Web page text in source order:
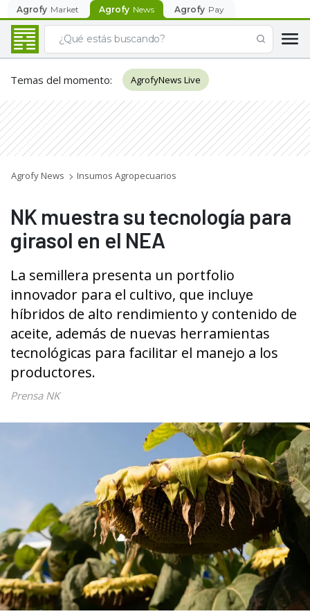
Agrofy Market Agrofy News Agrofy Pay
Temas del momento: AgrofyNews Live
Agrofy News Insumos Agropecuarios
NK muestra su tecnología para
girasol en el NEA
La semillera presenta un portfolio
innovador para el cultivo, que incluye
híbridos de alto rendimiento y contenido de
aceite, además de nuevas herramientas
tecnológicas para facilitar el manejo a los
productores.
Prensa NK